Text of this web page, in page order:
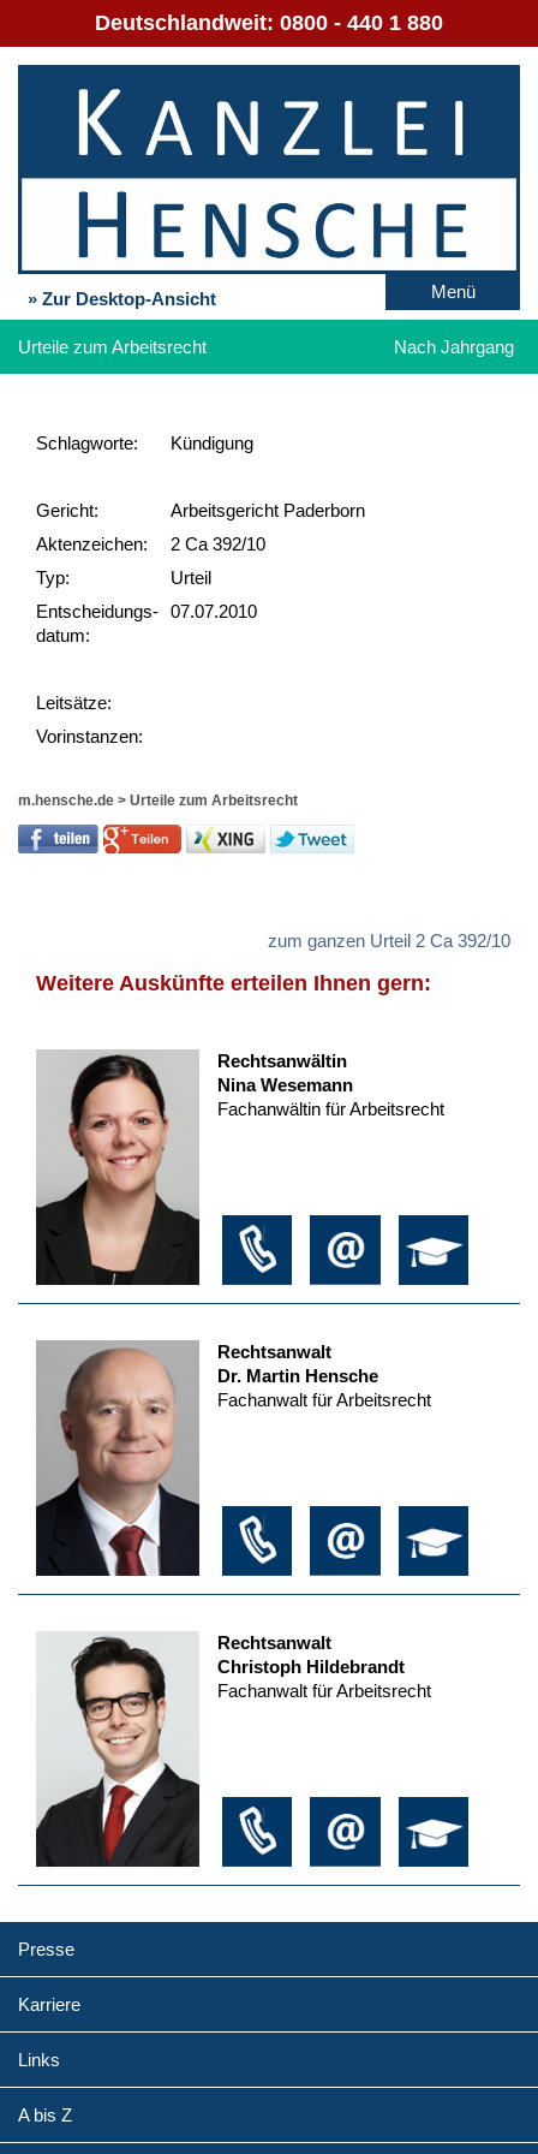
Deutschlandweit: 0800 - 440 1 880
» Zur Desktop-Ansicht Menü
Urteile zum Arbeitsrecht Nach Jahrgang
Schlag­worte: Kündigung
Gericht:
Arbeitsgericht Paderborn
Akten­zeichen:
2 Ca 392/10
Typ:
Urteil
Ent­scheid­ungs­
datum:
07.07.2010
Leit­sätze:
Vor­ins­tan­zen:
m.hensche.de > Urteile zum Arbeitsrecht
zum ganzen Urteil 2 Ca 392/10
Weitere Auskünfte erteilen Ihnen gern:
Rechtsanwältin
Nina Wesemann
Fachanwältin für Arbeitsrecht
Rechtsanwalt
Dr. Martin Hensche
Fachanwalt für Arbeitsrecht
Rechtsanwalt
Christoph Hildebrandt
Fachanwalt für Arbeitsrecht
Presse
Karriere
Links
A bis Z